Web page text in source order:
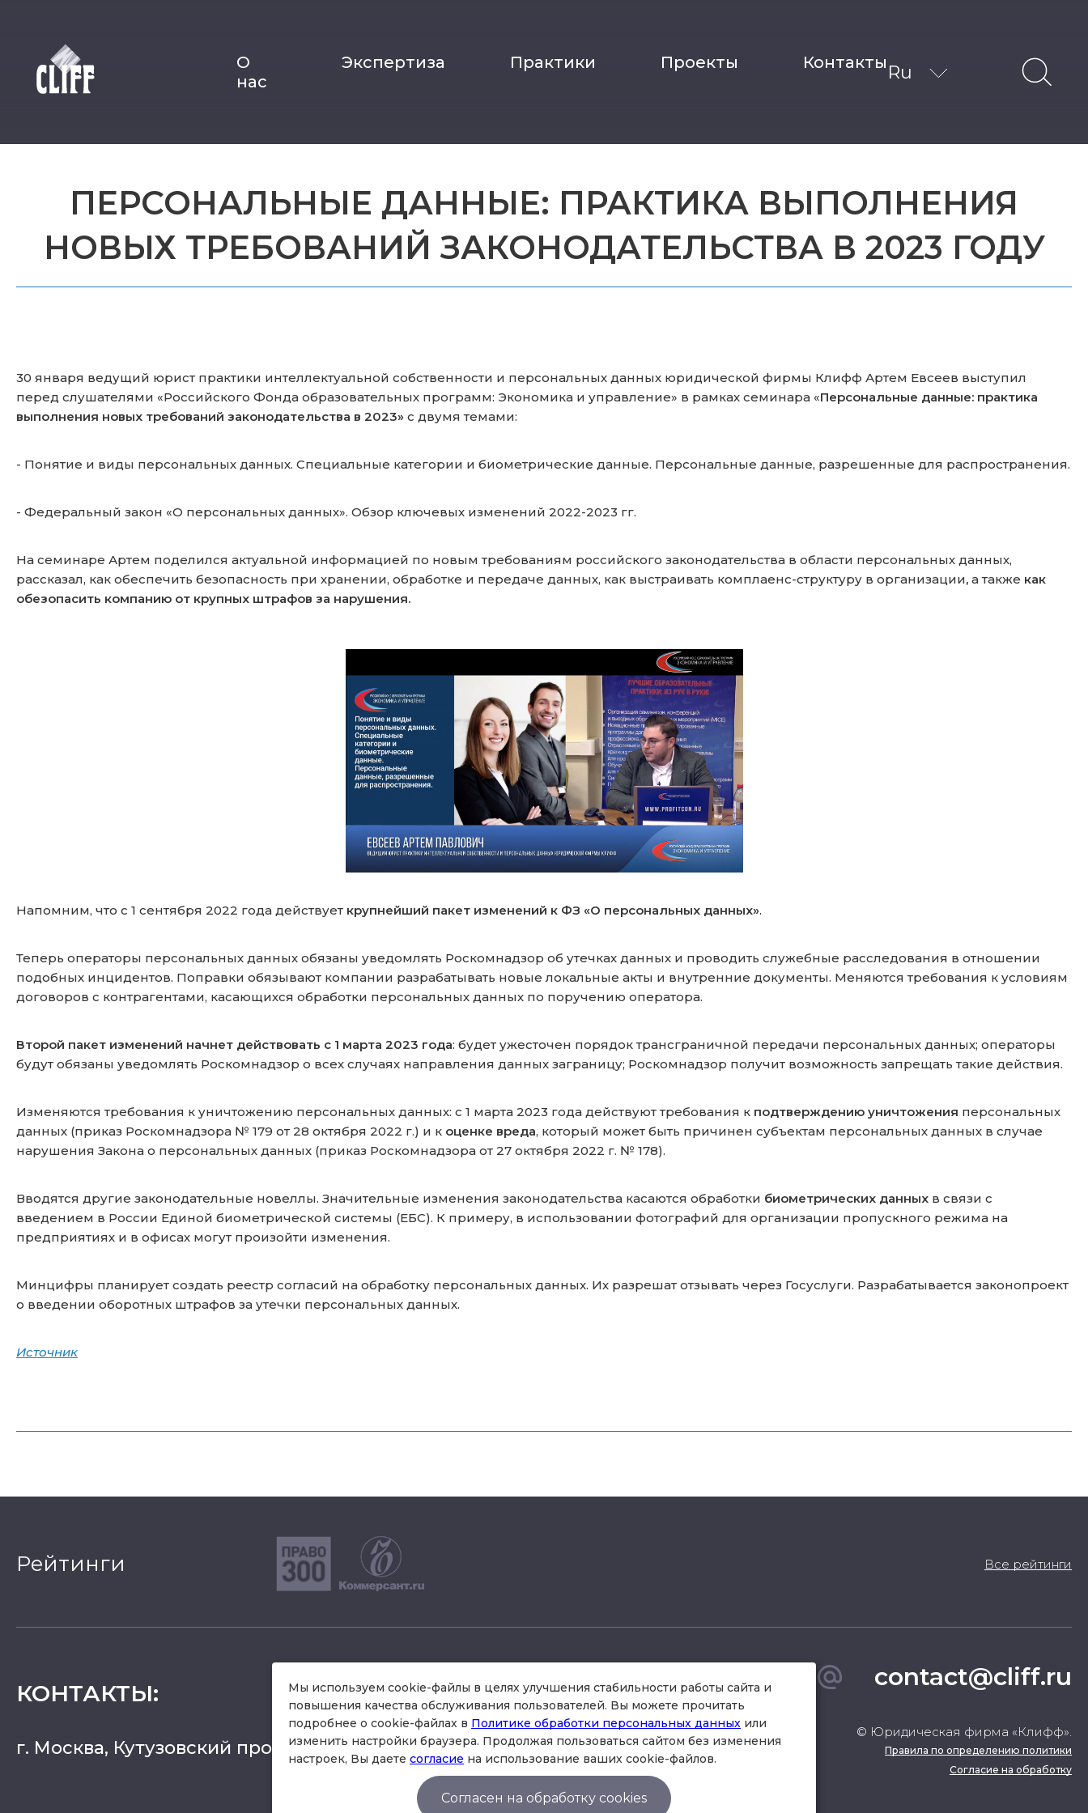
О
нас
Экспертиза Практики Проекты Контакты Ru
ПЕРСОНАЛЬНЫЕ ДАННЫЕ: ПРАКТИКА ВЫПОЛНЕНИЯ
НОВЫХ ТРЕБОВАНИЙ ЗАКОНОДАТЕЛЬСТВА В 2023 ГОДУ
30 января ведущий юрист практики интеллектуальной собственности и персональных данных юридической фирмы Клифф Артем Евсеев выступил
перед слушателями «Российского Фонда образовательных программ: Экономика и управление» в рамках семинара «Персональные данные: практика
выполнения новых требований законодательства в 2023» с двумя темами:
- Понятие и виды персональных данных. Специальные категории и биометрические данные. Персональные данные, разрешенные для распространения.
- Федеральный закон «О персональных данных». Обзор ключевых изменений 2022-2023 гг.
На семинаре Артем поделился актуальной информацией по новым требованиям российского законодательства в области персональных данных,
рассказал, как обеспечить безопасность при хранении, обработке и передаче данных, как выстраивать комплаенс-структуру в организации, а также как
обезопасить компанию от крупных штрафов за нарушения.
Напомним, что с 1 сентября 2022 года действует крупнейший пакет изменений к ФЗ «О персональных данных».
Теперь операторы персональных данных обязаны уведомлять Роскомнадзор об утечках данных и проводить служебные расследования в отношении
подобных инцидентов. Поправки обязывают компании разрабатывать новые локальные акты и внутренние документы. Меняются требования к условиям
договоров с контрагентами, касающихся обработки персональных данных по поручению оператора.
Второй пакет изменений начнет действовать с 1 марта 2023 года: будет ужесточен порядок трансграничной передачи персональных данных; операторы
будут обязаны уведомлять Роскомнадзор о всех случаях направления данных заграницу; Роскомнадзор получит возможность запрещать такие действия.
Изменяются требования к уничтожению персональных данных: с 1 марта 2023 года действуют требования к подтверждению уничтожения персональных
данных (приказ Роскомнадзора № 179 от 28 октября 2022 г.) и к оценке вреда, который может быть причинен субъектам персональных данных в случае
нарушения Закона о персональных данных (приказ Роскомнадзора от 27 октября 2022 г. № 178).
Вводятся другие законодательные новеллы. Значительные изменения законодательства касаются обработки биометрических данных в связи с
введением в России Единой биометрической системы (ЕБС). К примеру, в использовании фотографий для организации пропускного режима на
предприятиях и в офисах могут произойти изменения.
Минцифры планирует создать реестр согласий на обработку персональных данных. Их разрешат отзывать через Госуслуги. Разрабатывается законопроект
о введении оборотных штрафов за утечки персональных данных.
Источник
Рейтинги Все рейтинги
КОНТАКТЫ: +7 495 504 34 61
г. Москва, Кутузовский проспект 36, стр.3 , офис 301 схема проезда
contact@cliff.ru
© Юридическая фирма «Клифф».
Правила по определению политики
Согласие на обработку
Мы используем cookie-файлы в целях улучшения стабильности работы сайта и
повышения качества обслуживания пользователей. Вы можете прочитать
подробнее о cookie-файлах в Политике обработки персональных данных или
изменить настройки браузера. Продолжая пользоваться сайтом без изменения
настроек, Вы даете согласие на использование ваших cookie-файлов.
Согласен на обработку cookies